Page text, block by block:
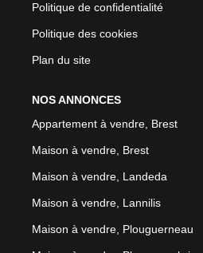
Politique de confidentialité
Politique des cookies
Plan du site
NOS ANNONCES
Appartement à vendre, Brest
Maison à vendre, Brest
Maison à vendre, Landeda
Maison à vendre, Lannilis
Maison à vendre, Plouguerneau